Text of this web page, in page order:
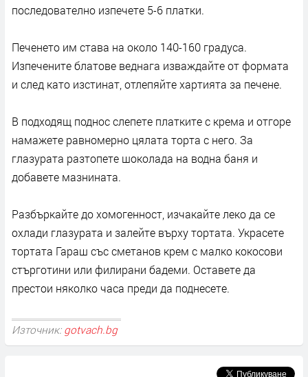
последователно изпечете 5-6 платки.
Печенето им става на около 140-160 градуса.
Изпечените блатове веднага изваждайте от формата
и след като изстинат, отлепяйте хартията за печене.
В подходящ поднос слепете платките с крема и отгоре
намажете равномерно цялата торта с него. За
глазурата разтопете шоколада на водна баня и
добавете мазнината.
Разбъркайте до хомогенност, изчакайте леко да се
охлади глазурата и залейте върху тортата. Украсете
тортата Гараш със сметанов крем с малко кокосови
стърготини или филирани бадеми. Оставете да
престои няколко часа преди да поднесете.
Източник: gotvach.bg